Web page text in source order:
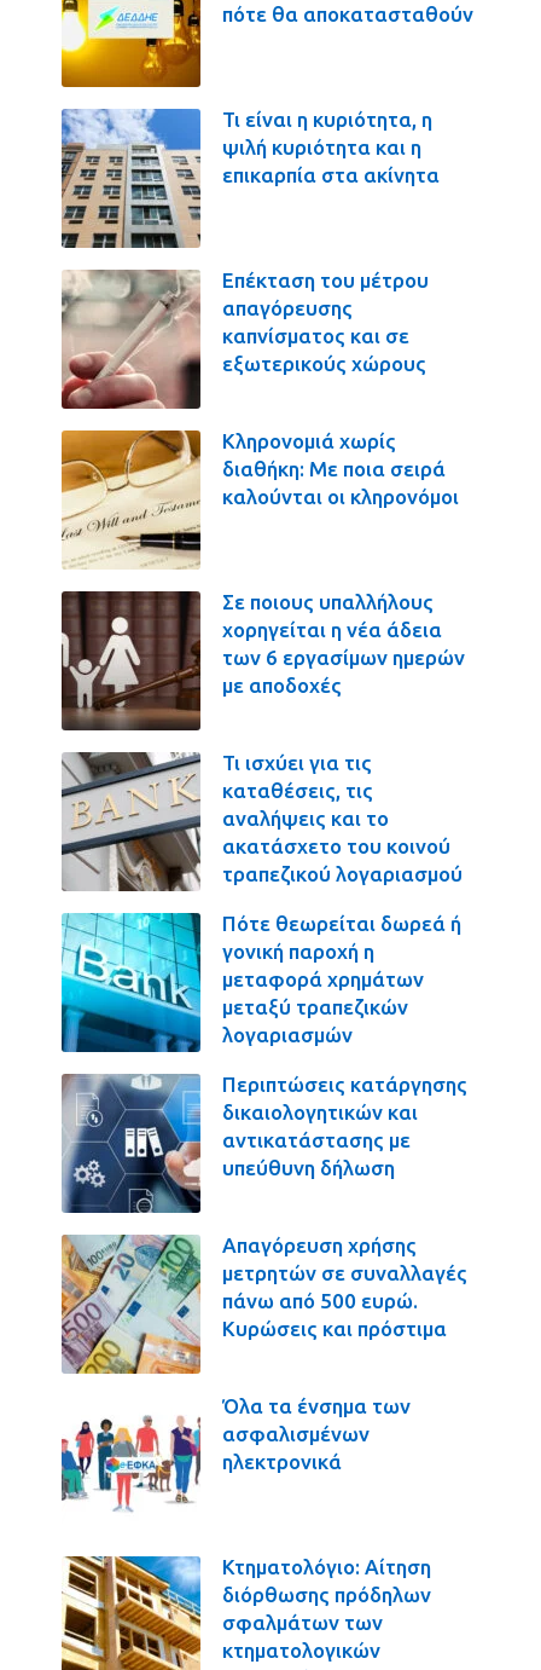
πότε θα αποκατασταθούν
Τι είναι η κυριότητα, η
ψιλή κυριότητα και η
επικαρπία στα ακίνητα
Επέκταση του μέτρου
απαγόρευσης
καπνίσματος και σε
εξωτερικούς χώρους
Κληρονομιά χωρίς
διαθήκη: Με ποια σειρά
καλούνται οι κληρονόμοι
Σε ποιους υπαλλήλους
χορηγείται η νέα άδεια
των 6 εργασίμων ημερών
με αποδοχές
Τι ισχύει για τις
καταθέσεις, τις
αναλήψεις και το
ακατάσχετο του κοινού
τραπεζικού λογαριασμού
Πότε θεωρείται δωρεά ή
γονική παροχή η
μεταφορά χρημάτων
μεταξύ τραπεζικών
λογαριασμών
Περιπτώσεις κατάργησης
δικαιολογητικών και
αντικατάστασης με
υπεύθυνη δήλωση
Απαγόρευση χρήσης
μετρητών σε συναλλαγές
πάνω από 500 ευρώ.
Κυρώσεις και πρόστιμα
Όλα τα ένσημα των
ασφαλισμένων
ηλεκτρονικά
Κτηματολόγιο: Αίτηση
διόρθωσης πρόδηλων
σφαλμάτων των
κτηματολογικών